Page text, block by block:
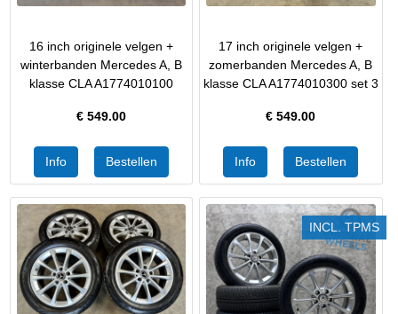
16 inch originele velgen +
winterbanden Mercedes A, B
klasse CLA A1774010100
€ 549.00
17 inch originele velgen +
zomerbanden Mercedes A, B
klasse CLA A1774010300 set 3
€549.00
INCL. TPMS